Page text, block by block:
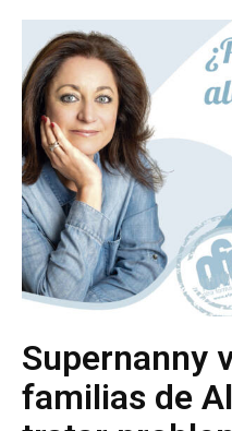
Supernanny
familias de